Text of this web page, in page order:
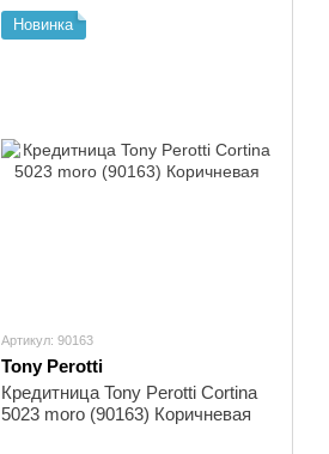
Новинка
Артикул: 90163
Tony Perotti
Кредитница Tony Perotti Cortina
5023 moro (90163) Коричневая